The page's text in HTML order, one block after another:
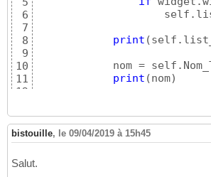
6
7
8
9
10
11
12
14
15
16
print (
nom =
print (nom)
            stmt_create =
print(
bistouille, le 09/04/2019 à 15h45
Salut.